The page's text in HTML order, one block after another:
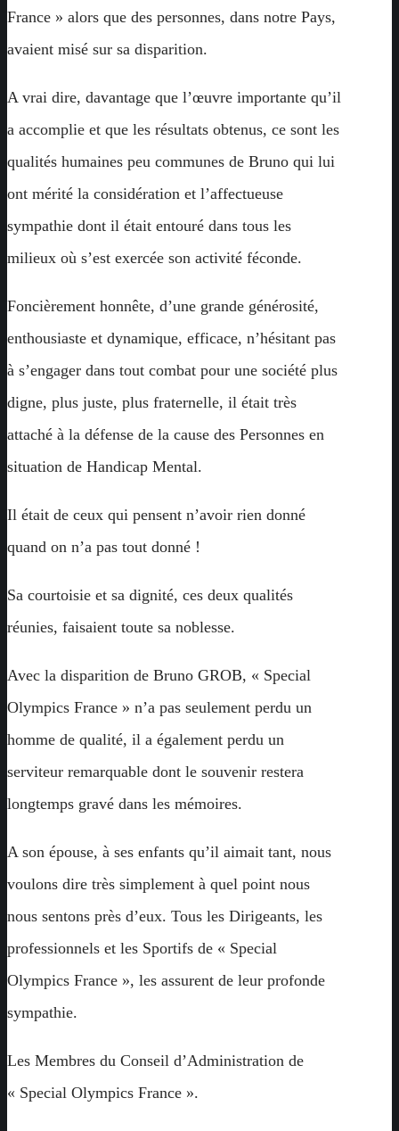
France » alors que des personnes, dans notre Pays,
avaient misé sur sa disparition.
A vrai dire, davantage que l’œuvre importante qu’il
a accomplie et que les résultats obtenus, ce sont les
qualités humaines peu communes de Bruno qui lui
ont mérité la considération et l’affectueuse
sympathie dont il était entouré dans tous les
milieux où s’est exercée son activité féconde.
Foncièrement honnête, d’une grande générosité,
enthousiaste et dynamique, efficace, n’hésitant pas
à s’engager dans tout combat pour une société plus
digne, plus juste, plus fraternelle, il était très
attaché à la défense de la cause des Personnes en
situation de Handicap Mental.
Il était de ceux qui pensent n’avoir rien donné
quand on n’a pas tout donné !
Sa courtoisie et sa dignité, ces deux qualités
réunies, faisaient toute sa noblesse.
Avec la disparition de Bruno GROB, « Special
Olympics France » n’a pas seulement perdu un
homme de qualité, il a également perdu un
serviteur remarquable dont le souvenir restera
longtemps gravé dans les mémoires.
A son épouse, à ses enfants qu’il aimait tant, nous
voulons dire très simplement à quel point nous
nous sentons près d’eux. Tous les Dirigeants, les
professionnels et les Sportifs de « Special
Olympics France », les assurent de leur profonde
sympathie.
Les Membres du Conseil d’Administration de
« Special Olympics France ».